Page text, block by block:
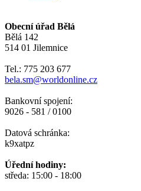
Obecní úřad Bělá
Bělá 142
514 01 Jilemnice
Tel.: 775 203 677
bela.sm@worldonline.cz
Bankovní spojení:
9026 - 581 / 0100
Datová schránka:
k9xatpz
Úřední hodiny:
středa: 15:00 - 18:00